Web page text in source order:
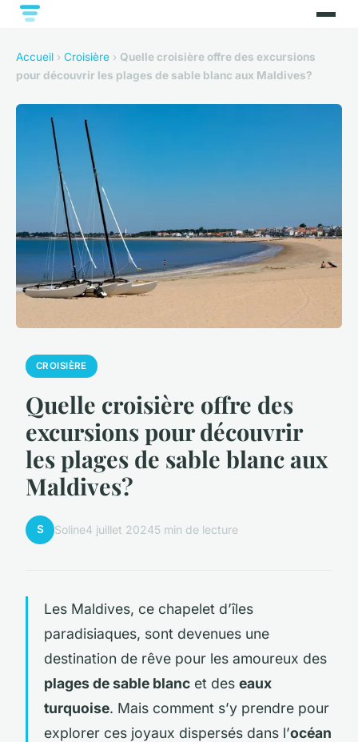
Accueil › Croisière › Quelle croisière offre des excursions
pour découvrir les plages de sable blanc aux Maldives?
CROISIÈRE
Quelle croisière offre des
excursions pour découvrir
les plages de sable blanc aux
Maldives?
S Soline4 juillet 20245 min de lecture
Les Maldives, ce chapelet d’îles
paradisiaques, sont devenues une
destination de rêve pour les amoureux des
plages de sable blanc et des eaux
turquoise. Mais comment s’y prendre pour
explorer ces joyaux dispersés dans l’océan